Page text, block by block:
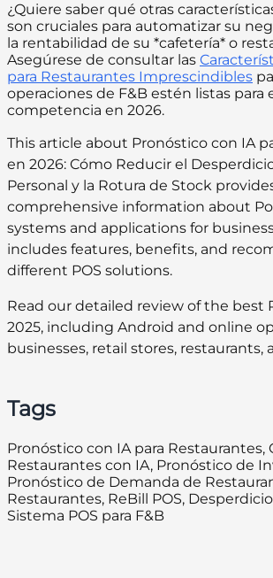
¿Quiere saber qué otras
son cruciales para automatizar su
la rentabilidad de su *cafetería* o
Asegúrese de consultar las
para Restaurantes Imprescindibles
operaciones de F&B estén listas para
competencia en 2026.
This article about Pronóstico con IA
en 2026: Cómo Reducir el
Personal y la Rotura de Stock
comprehensive information about
systems and applications for
includes features, benefits, and
different POS solutions.
Read our detailed review of the best
2025, including Android and online
businesses, retail stores, restaurants,
Tags
Pronóstico con IA para Restaurantes,
Restaurantes con IA, Pronóstico de
Pronóstico de Demanda de
Restaurantes, ReBill POS,
Sistema POS para F&B